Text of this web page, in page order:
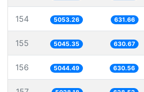
154 5053.26 631.66
155 5045.35 630.67
156 5044.49 630.56